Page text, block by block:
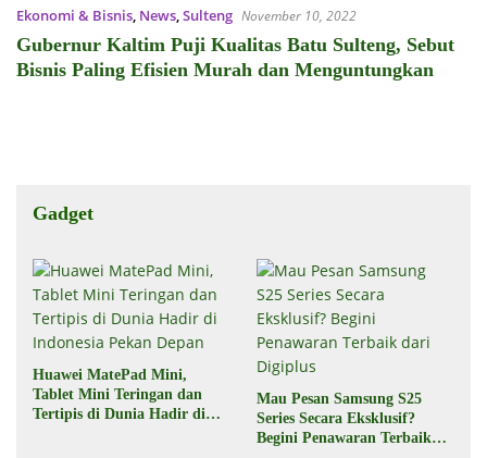
Ekonomi & Bisnis, News,Sulteng November 10, 2022
Gubernur Kaltim Puji Kualitas Batu Sulteng, Sebut
Bisnis Paling Efisien Murah dan Menguntungkan
Gadget
Huawei MatePad Mini,
Tablet Mini Teringan dan
Tertipis di Dunia Hadir di
Mau Pesan Samsung S25
Series Secara Eksklusif?
Begini Penawaran Terbaik